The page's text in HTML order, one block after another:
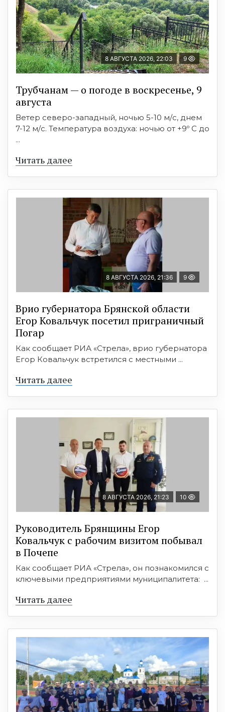
8 АВГУСТА 2026, 22:03 9
Трубчанам — о погоде в воскресенье, 9
августа
Ветер северо-западный, ночью 5-10 м/с, днем
7-12 м/с. Температура воздуха: ночью от +9º C до
...
Читать далее
8 АВГУСТА 2026, 21:36 9
Врио губернатора Брянской области
Егор Ковальчук посетил приграничный
Погар
Как сообщает РИА «Стрела», врио губернатора
Егор Ковальчук встретился с местными ...
Читать далее
8 АВГУСТА 2026, 21:23 10
Руководитель Брянщины Егор
Ковальчук с рабочим визитом побывал
в Почепе
Как сообщает РИА «Стрела», он познакомился с
ключевыми предприятиями муниципалитета: ...
Читать далее